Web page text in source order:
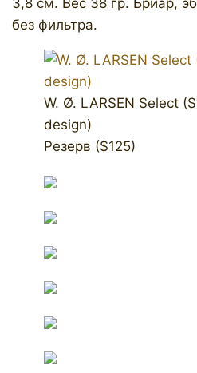
3,8 см. Вес 38 гр. Бриар,
без фильтра.
W. Ø. LARSEN Select
design)
Резерв ($125)